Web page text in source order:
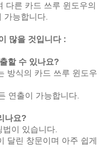
다른 카드 쓰루 윈도우의
가능합니다.
많을 것입니다 :
할 수 있나요?
방식의 카드 쓰루 윈도우
연출이 가능합니다.
나요?
이 있습니다.
달린 창문이며 아주 쉽게